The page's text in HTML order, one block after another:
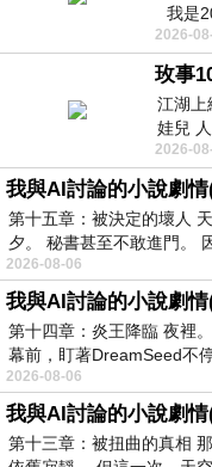
我是
一個奇
2026-
玫事
江湖上
娃兒
山佛山
2026-
我與AI討論的小說劇情
第十五章：被決定的壞人
夕。 秘書甚至不敢進門。
2026-08-06
我與AI討論的小說劇情
第十四章：炎王降臨 夜裡
幕前，盯著DreamSeed不
2026-08-06
我與AI討論的小說劇情
第十三章：被扭曲的真相